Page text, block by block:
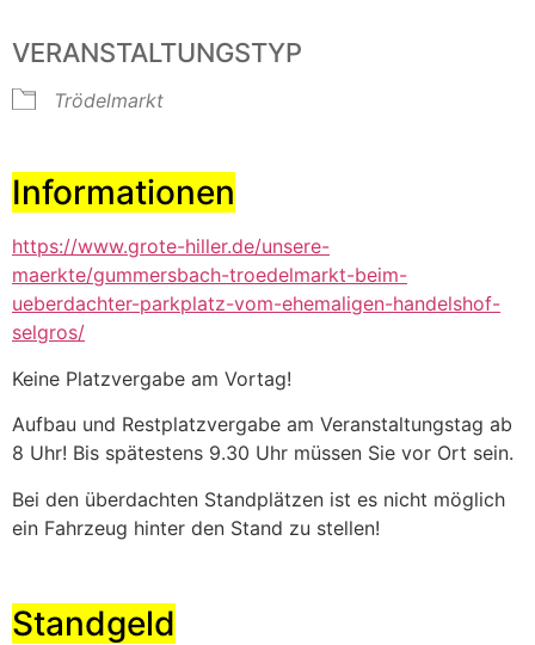
VERANSTALTUNGSTYP
Trödelmarkt
Informationen
https://www.grote-hiller.de/unsere-
maerkte/gummersbach-troedelmarkt-beim-
ueberdachter-parkplatz-vom-ehemaligen-handelshof-
selgros/
Keine Platzvergabe am Vortag!
Aufbau und Restplatzvergabe am Veranstaltungstag ab
8 Uhr! Bis spätestens 9.30 Uhr müssen Sie vor Ort sein.
Bei den überdachten Standplätzen ist es nicht möglich
ein Fahrzeug hinter den Stand zu stellen!
Standgeld